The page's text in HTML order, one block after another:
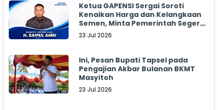
Ketua GAPENSI Sergai Soroti
Kenaikan Harga dan Kelangkaan
Semen, Minta Pemerintah Segera
Bertindak
23 Jul 2026
Ini, Pesan Bupati Tapsel pada
Pengajian Akbar Bulanan BKMT
Masyitoh
23 Jul 2026